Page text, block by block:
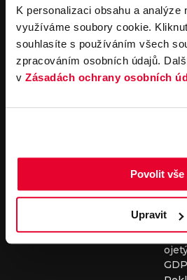
K personalizaci obsahu a analýze
využíváme soubory cookie.
souhlasíte s používáním všech
zpracováním osobních údajů.
v Zásadách ochrany osobních
Povolit vše
Upravit
Autopůjčovna
Operativní leasing
Servisní služby
Servis